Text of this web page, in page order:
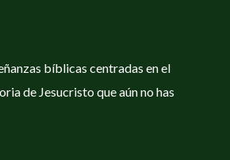
bíblicas centradas en el
de Jesucristo que aún no has